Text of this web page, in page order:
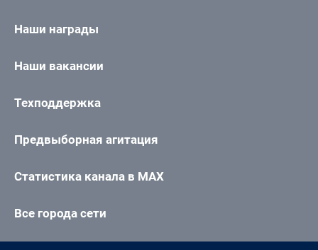
Наши награды
Наши вакансии
Техподдержка
Предвыборная агитация
Статистика канала в MAX
Все города сети